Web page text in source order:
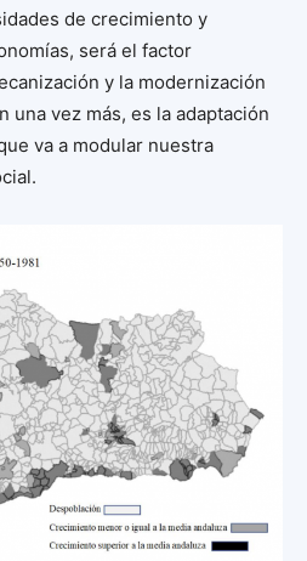
de crecimiento y
será el factor
y la modernización
una vez más, es la adaptación
va a modular nuestra